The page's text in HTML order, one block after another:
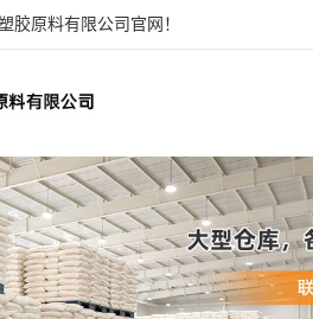
胶原料有限公司官网！